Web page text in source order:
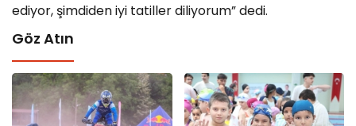
ediyor, şimdiden iyi tatiller diliyorum” dedi.
Göz Atın